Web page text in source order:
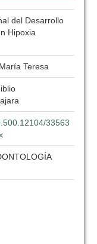
del Desarrollo
Hipoxia
Teresa
33563